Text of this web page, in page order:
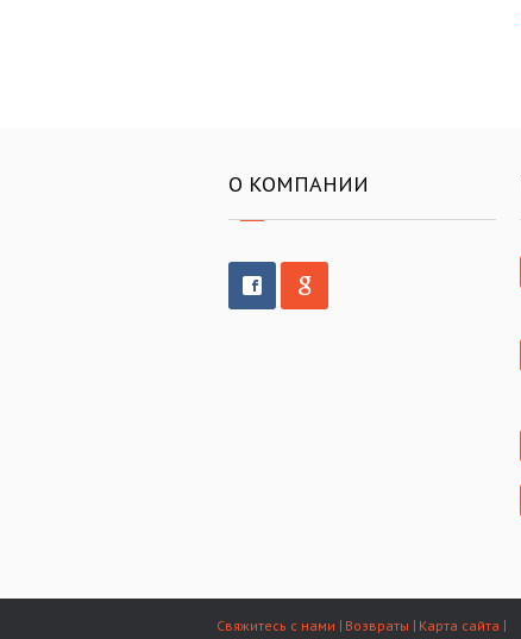
О КОМПАНИИ
Свяжитесь с нами Возвраты Карта сайта